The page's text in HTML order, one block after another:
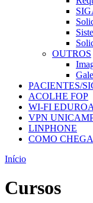
OUTROS
PACIENTES/
ACOLHE FOP
WI-FI
VPN
LINPHONE
COMO
Início
Cursos